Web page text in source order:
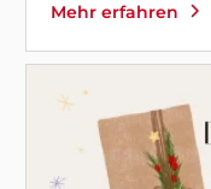
Mehr erfahren